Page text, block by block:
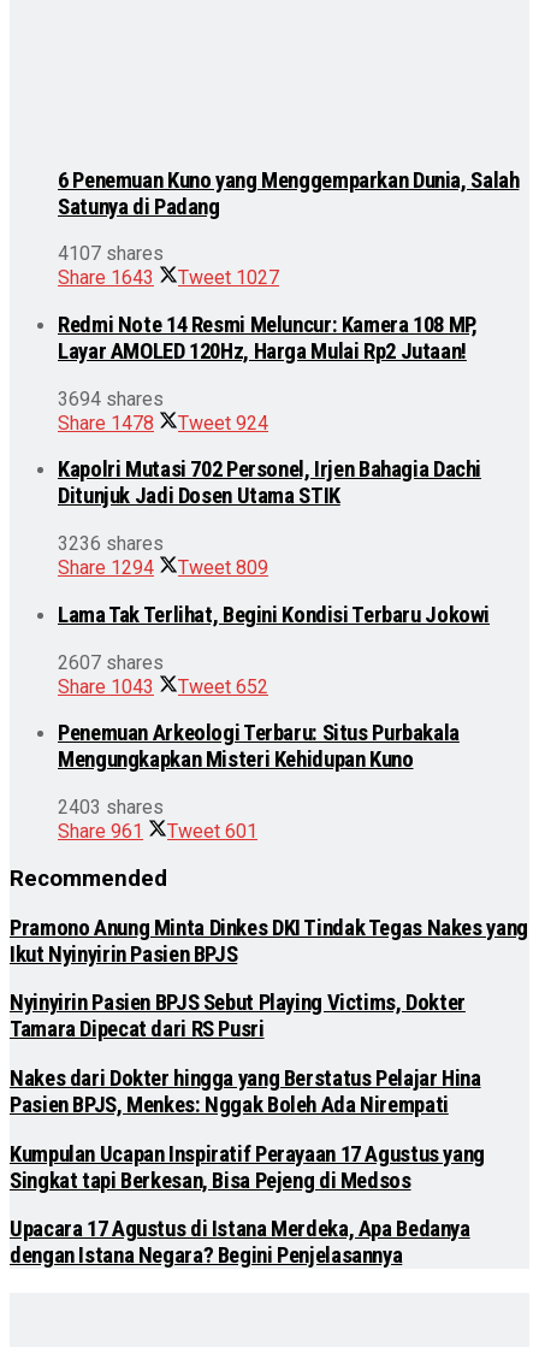
6 Penemuan Kuno yang Menggemparkan Dunia, Salah
Satunya di Padang
4107 shares
Share 1643 Tweet 1027
Redmi Note 14 Resmi Meluncur: Kamera 108 MP,
Layar AMOLED 120Hz, Harga Mulai Rp2 Jutaan!
3694 shares
Share 1478 Tweet 924
Kapolri Mutasi 702 Personel, Irjen Bahagia Dachi
Ditunjuk Jadi Dosen Utama STIK
3236 shares
Share 1294 Tweet 809
Lama Tak Terlihat, Begini Kondisi Terbaru Jokowi
2607 shares
Share 1043 Tweet 652
Penemuan Arkeologi Terbaru: Situs Purbakala
Mengungkapkan Misteri Kehidupan Kuno
2403 shares
Share 961 Tweet 601
Recommended
Pramono Anung Minta Dinkes DKI Tindak Tegas Nakes yang
Ikut Nyinyirin Pasien BPJS
Nyinyirin Pasien BPJS Sebut Playing Victims, Dokter
Tamara Dipecat dari RS Pusri
Nakes dari Dokter hingga yang Berstatus Pelajar Hina
Pasien BPJS, Menkes: Nggak Boleh Ada Nirempati
Kumpulan Ucapan Inspiratif Perayaan 17 Agustus yang
Singkat tapi Berkesan, Bisa Pejeng di Medsos
Upacara 17 Agustus di Istana Merdeka, Apa Bedanya
dengan Istana Negara? Begini Penjelasannya